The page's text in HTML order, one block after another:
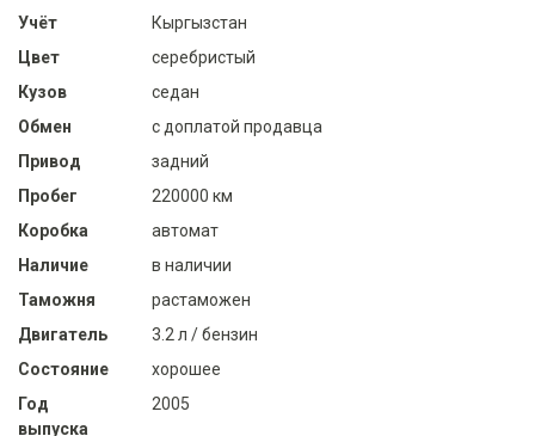
Учёт
Кыргызстан
Цвет
серебристый
Кузов
седан
Обмен
с доплатой продавца
Привод
задний
Пробег
220000 км
Коробка
автомат
Наличие
в наличии
Таможня
растаможен
Двигатель
3.2 л / бензин
Состояние
хорошее
Год
выпуска
2005